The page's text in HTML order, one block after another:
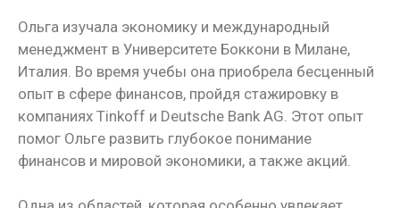
Ольга изучала экономику и международный
менеджмент в Университете Боккони в Милане,
Италия. Во время учебы она приобрела бесценный
опыт в сфере финансов, пройдя стажировку в
компаниях Tinkoff и Deutsche Bank AG. Этот опыт
помог Ольге развить глубокое понимание
финансов и мировой экономики, а также акций.